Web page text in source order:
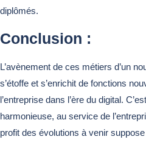
diplômés.
Conclusion :
L’avènement de ces métiers d’un
s’étoffe et s’enrichit de fonctions
l’entreprise dans l’ère du digital.
harmonieuse, au service de
profit des évolutions à venir